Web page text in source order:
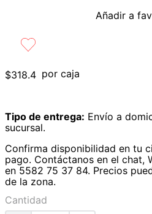
Añadir a
$318.4 por caja
Tipo de entrega: Envío a
sucursal.
Confirma disponibilidad en tu
pago. Contáctanos en el chat,
en 5582 75 37 84. Precios
de la zona.
Cantidad
10. azulejos